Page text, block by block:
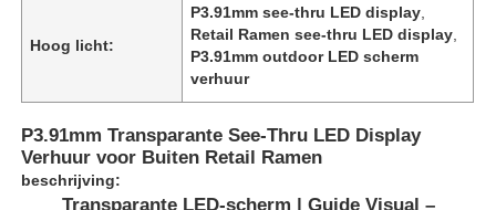
Hoog licht:
P3.91mm see-thru LED display
Retail Ramen see-thru LED display
P3.91mm outdoor LED scherm
verhuur
P3.91mm Transparante See-Thru LED Display
Verhuur voor Buiten Retail Ramen
beschrijving:
Transparante LED-scherm | Guide Visual –